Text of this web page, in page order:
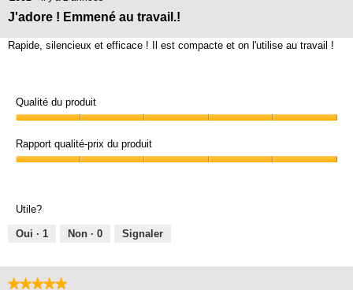
étoile(s)
5.
J'adore ! Emmené au travail.!
Rapide, silencieux et efficace ! Il est compacte et on l'utilise au travail !
Qualité du produit
du
produit,
5
Rapport qualité-prix du produit
du
produit,
Utile?
Oui · 1 Non · 0 Signaler
★★★★★
★★★★★